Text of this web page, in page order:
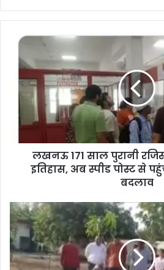
लखनऊ 171 साल पुरानी
इतिहास, अब स्पीड पोस्ट से
बदलाव